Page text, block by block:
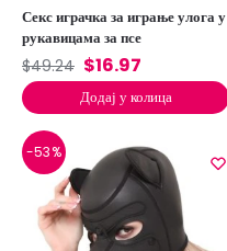
Секс играчка за играње улога у
рукавицама за псе
$49.24 $16.97
Додај у колица
-53%